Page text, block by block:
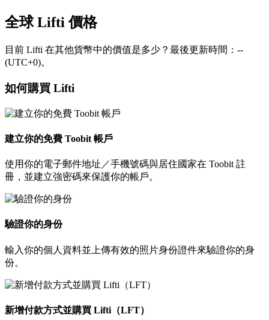
全球 Lifti 價格
目前 Lifti 在其他貨幣中的價值是多少？最後更新時間：--
(UTC+0)。
如何購買 Lifti
建立你的免費 Toobit 帳戶
使用你的電子郵件地址／手機號碼與居住國家在 Toobit 註
冊，並建立強密碼來保護你的帳戶。
驗證你的身份
輸入你的個人資料並上傳有效的照片身份證件來驗證你的身
份。
新增付款方式並購買 Lifti（LFT）